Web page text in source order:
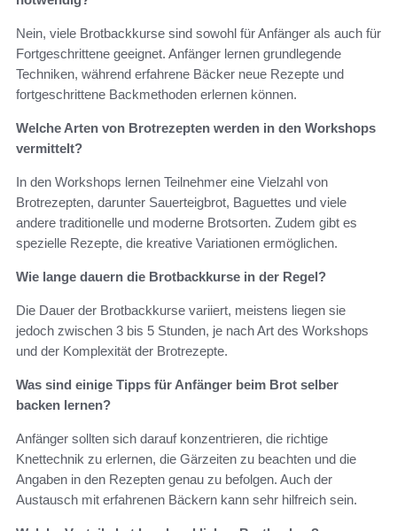
Nein, viele Brotbackkurse sind sowohl für Anfänger als auch für
Fortgeschrittene geeignet. Anfänger lernen grundlegende
Techniken, während erfahrene Bäcker neue Rezepte und
fortgeschrittene Backmethoden erlernen können.
Welche Arten von Brotrezepten werden in den Workshops
vermittelt?
In den Workshops lernen Teilnehmer eine Vielzahl von
Brotrezepten, darunter Sauerteigbrot, Baguettes und viele
andere traditionelle und moderne Brotsorten. Zudem gibt es
spezielle Rezepte, die kreative Variationen ermöglichen.
Wie lange dauern die Brotbackkurse in der Regel?
Die Dauer der Brotbackkurse variiert, meistens liegen sie
jedoch zwischen 3 bis 5 Stunden, je nach Art des Workshops
und der Komplexität der Brotrezepte.
Was sind einige Tipps für Anfänger beim Brot selber
backen lernen?
Anfänger sollten sich darauf konzentrieren, die richtige
Knettechnik zu erlernen, die Gärzeiten zu beachten und die
Angaben in den Rezepten genau zu befolgen. Auch der
Austausch mit erfahrenen Bäckern kann sehr hilfreich sein.